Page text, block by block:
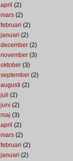
april (2)
mars (2)
februari (2)
januari (2)
december (2)
november (3)
oktober (3)
september (2)
augusti (2)
juli (2)
juni (2)
maj (3)
april (2)
mars (2)
februari (2)
januari (2)